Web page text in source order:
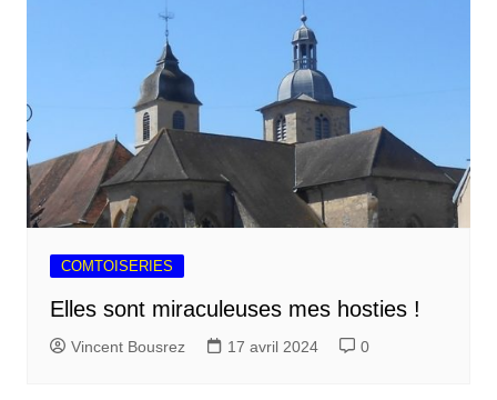
COMTOISERIES
Elles sont miraculeuses mes hosties !
Vincent Bousrez 17 avril 2024 0